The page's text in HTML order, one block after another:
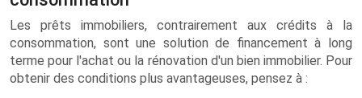
Les prêts immobiliers, contrairement aux crédits à la
consommation, sont une solution de financement à long
terme pour l'achat ou la rénovation d'un bien immobilier. Pour
obtenir des conditions plus avantageuses, pensez à :